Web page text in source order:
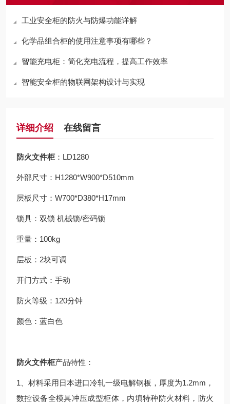
工业安全柜的防火与防爆功能详解
化学品组合柜的使用注意事项有哪些？
智能充电柜：简化充电流程，提高工作效率
智能安全柜的物联网架构设计与实现
详细介绍 在线留言
防火文件柜：LD1280
外部尺寸：H1280*W900*D510mm
层板尺寸：W700*D380*H17mm
锁具：双锁 机械锁/密码锁
重量：100kg
层板：2块可调
开门方式：手动
防火等级：120分钟
颜色：蓝白色
防火文件柜产品特性：
1、材料采用日本进口冷轧一级电解钢板，厚度为1.2mm，
数控设备全模具冲压成型柜体，内填特种防火材料，防火